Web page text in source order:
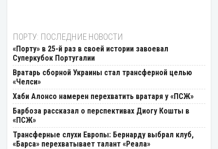
ПОРТУ: ПОСЛЕДНИЕ НОВОСТИ
«Порту» в 25-й раз в своей истории завоевал
Суперкубок Португалии
Вратарь сборной Украины стал трансферной целью
«Челси»
Хаби Алонсо намерен перехватить вратаря у «ПСЖ»
Барбоза рассказал о перспективах Диогу Кошты в
«ПСЖ»
Трансферные слухи Европы: Бернарду выбрал клуб,
«Барса» перехватывает талант «Реала»